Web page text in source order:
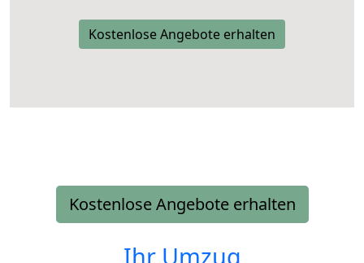
Kostenlose Angebote erhalten
Kostenlose Angebote erhalten
Ihr Umzug